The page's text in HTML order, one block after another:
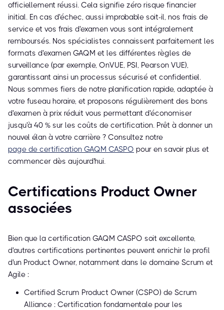
officiellement réussi. Cela signifie zéro risque financier
initial. En cas d'échec, aussi improbable soit-il, nos frais de
service et vos frais d'examen vous sont intégralement
remboursés. Nos spécialistes connaissent parfaitement les
formats d'examen GAQM et les différentes règles de
surveillance (par exemple, OnVUE, PSI, Pearson VUE),
garantissant ainsi un processus sécurisé et confidentiel.
Nous sommes fiers de notre planification rapide, adaptée à
votre fuseau horaire, et proposons régulièrement des bons
d'examen à prix réduit vous permettant d'économiser
jusqu'à 40 % sur les coûts de certification. Prêt à donner un
nouvel élan à votre carrière ? Consultez notre
page de certification GAQM CASPO pour en savoir plus et
commencer dès aujourd'hui.
Certifications Product Owner
associées
Bien que la certification GAQM CASPO soit excellente,
d'autres certifications pertinentes peuvent enrichir le profil
d'un Product Owner, notamment dans le domaine Scrum et
Agile :
Certified Scrum Product Owner (CSPO) de Scrum
Alliance : Certification fondamentale pour les